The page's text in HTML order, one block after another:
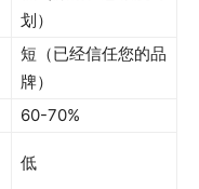
划）
短（已经信任您的品
牌）
60-70%
低